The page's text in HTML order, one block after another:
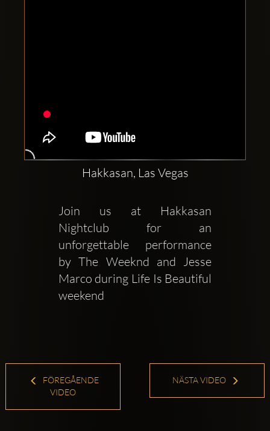
konton
Hakkasan, Las Vegas
Join us at Hakkasan
Nightclub for an
unforgettable performance
by The Weeknd and Jesse
Marco during Life Is Beautiful
weekend
FÖREGÅENDE
VIDEO
NÄSTA VIDEO